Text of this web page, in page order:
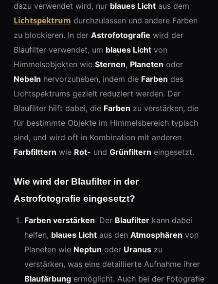
dazu verwendet wird, nur blaues Licht aus dem
Lichtspektrum durchzulassen und andere Farben
zu blockieren. In der Astrofotografie wird der
Blaufilter verwendet, um blaues Licht von
Himmelsobjekten wie Sternen, Planeten oder
Nebeln hervorzuheben, indem die Farben des
Lichtspektrums gezielt reduziert werden. Der
Blaufilter hilft dabei, die Farben zu verstärken, die
für bestimmte Objekte im Himmelsbereich typisch
sind, und wird oft in Kombination mit anderen
Farbfilttern wie Rot- und Grünfiltern eingesetzt.
Wie wird der Blaufilter in der
Astrofotografie eingesetzt?
Farben verstärken: Der Blaufilter kann dabei
helfen, blaues Licht aus den Atmosphären von
Planeten wie Neptun oder Uranus zu
verstärken, was eine detaillierte Aufnahme ihrer
Blaufärbung ermöglicht. Auch bei der Fotografie